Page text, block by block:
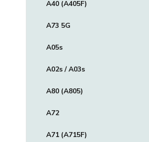
A40 (A405F)
A73 5G
A05s
A02s / A03s
A80 (A805)
A72
A71 (A715F)